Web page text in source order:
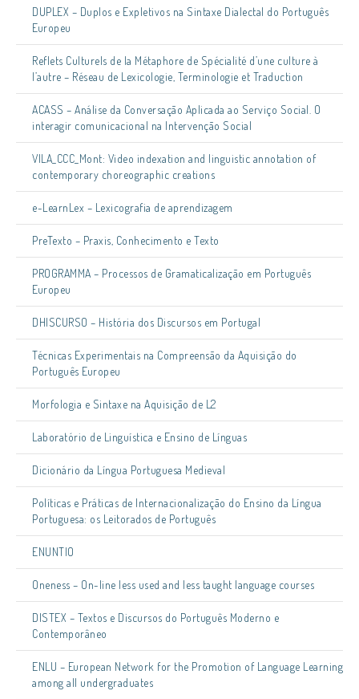
DUPLEX – Duplos e Expletivos na Sintaxe Dialectal do Português
Europeu
Reflets Culturels de la Métaphore de Spécialité d’une culture à
l’autre – Réseau de Lexicologie, Terminologie et Traduction
ACASS – Análise da Conversação Aplicada ao Serviço Social. O
interagir comunicacional na Intervenção Social
VILA_CCC_Mont: Video indexation and linguistic annotation of
contemporary choreographic creations
e-LearnLex – Lexicografia de aprendizagem
PreTexto – Praxis, Conhecimento e Texto
PROGRAMMA – Processos de Gramaticalização em Português
Europeu
DHISCURSO – História dos Discursos em Portugal
Técnicas Experimentais na Compreensão da Aquisição do
Português Europeu
Morfologia e Sintaxe na Aquisição de L2
Laboratório de Linguística e Ensino de Línguas
Dicionário da Língua Portuguesa Medieval
Políticas e Práticas de Internacionalização do Ensino da Língua
Portuguesa: os Leitorados de Português
ENUNTIO
Oneness – On-line less used and less taught language courses
DISTEX – Textos e Discursos do Português Moderno e
Contemporâneo
ENLU – European Network for the Promotion of Language Learning
among all undergraduates